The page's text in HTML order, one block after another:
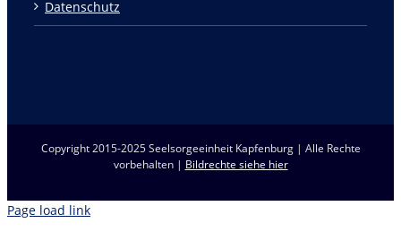
Datenschutz
Copyright 2015-2025 Seelsorgeeinheit Kapfenburg | Alle Rechte
vorbehalten | Bildrechte siehe hier
Page load link